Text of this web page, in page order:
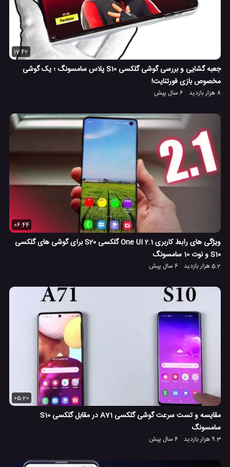
17:42
جعبه گشایی و بررسی گوشی گلکسی S10 پلاس سامسونگ ؛ یک گوشی
مخصوص بازی فورتنایت!
8 هزار بازدید 6 سال پیش
06:44
ویژگی های رابط کاربری One UI 2.1 گلکسی S20 برای گوشی های گلکسی
S10 و نوت 10 سامسونگ
5.2 هزار بازدید 6 سال پیش
05:20
مقایسه و تست سرعت گوشی گلکسی A71 در مقابل گلکسی S10
سامسونگ
9.3 هزار بازدید 6 سال پیش